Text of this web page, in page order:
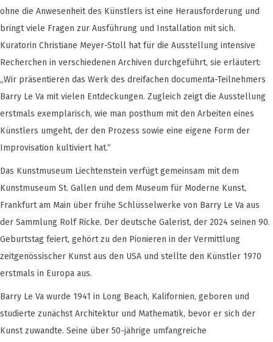
ohne die Anwesenheit des Künstlers ist eine Herausforderung und
bringt viele Fragen zur Ausführung und Installation mit sich.
Kuratorin Christiane Meyer-Stoll hat für die Ausstellung intensive
Recherchen in verschiedenen Archiven durchgeführt, sie erläutert:
„Wir präsentieren das Werk des dreifachen documenta-Teilnehmers
Barry Le Va mit vielen Entdeckungen. Zugleich zeigt die Ausstellung
erstmals exemplarisch, wie man posthum mit den Arbeiten eines
Künstlers umgeht, der den Prozess sowie eine eigene Form der
Improvisation kultiviert hat.“
Das Kunstmuseum Liechtenstein verfügt gemeinsam mit dem
Kunstmuseum St. Gallen und dem Museum für Moderne Kunst,
Frankfurt am Main über frühe Schlüsselwerke von Barry Le Va aus
der Sammlung Rolf Ricke. Der deutsche Galerist, der 2024 seinen 90.
Geburtstag feiert, gehört zu den Pionieren in der Vermittlung
zeitgenössischer Kunst aus den USA und stellte den Künstler 1970
erstmals in Europa aus.
Barry Le Va wurde 1941 in Long Beach, Kalifornien, geboren und
studierte zunächst Architektur und Mathematik, bevor er sich der
Kunst zuwandte. Seine über 50-jährige umfangreiche